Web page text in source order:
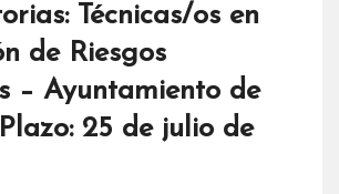
Técnicas/os en
de Riesgos
– Ayuntamiento de
25 de julio de